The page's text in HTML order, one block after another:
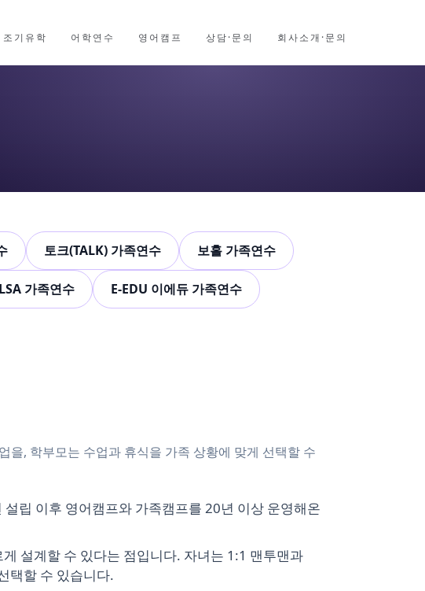
조기유학 어학연수 영어캠프 상담·문의 회사소개·문의
토크(TALK) 가족연수 보홀 가족연수
가족연수 E-EDU 이에듀 가족연수
을, 학부모는 수업과 휴식을 가족 상황에 맞게 선택할 수
립 이후 영어캠프와 가족캠프를 20년 이상 운영해온
설계할 수 있다는 점입니다. 자녀는 1:1 맨투맨과
택할 수 있습니다.